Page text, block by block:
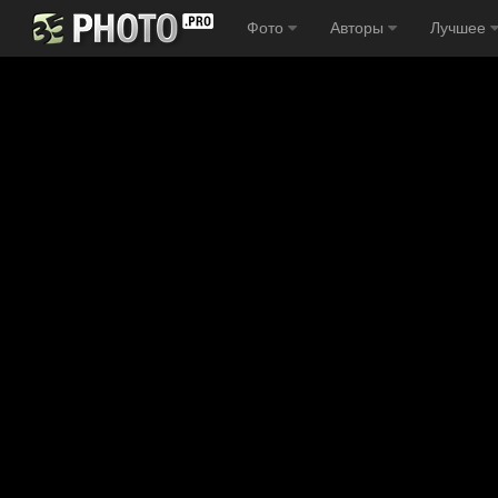
Фото Авторы Лучшее